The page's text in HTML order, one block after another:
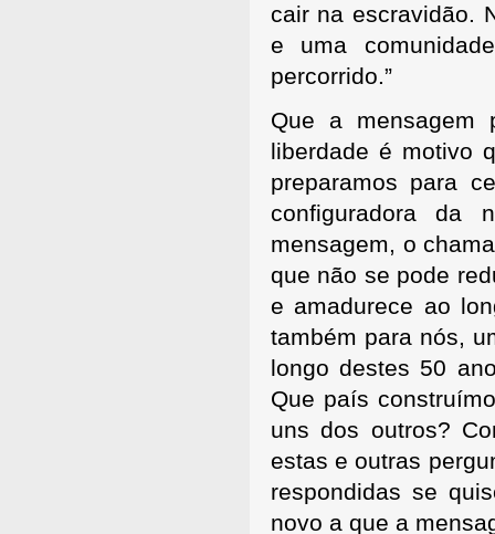
cair na escravidão.
e uma
percorrido.”
Que a mensagem
liberdade é motivo
preparamos para
configuradora da
mensagem, o
que não se pode
e amadurece ao
também para nós,
longo destes 50
Que país
uns dos outros?
estas e outras
respondidas se
novo a que a